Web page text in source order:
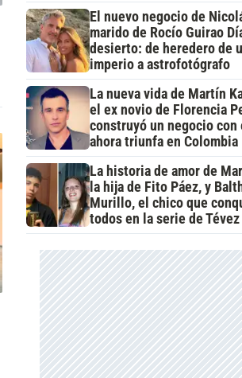
El nuevo negocio de
marido de Rocío Guirao
desierto: de heredero de
imperio a astrofotógrafo
La nueva vida de Martín
el ex novio de Florencia
construyó un negocio con
ahora triunfa en Colombia
La historia de amor de
la hija de Fito Páez, y
Murillo, el chico que
todos en la serie de Tévez